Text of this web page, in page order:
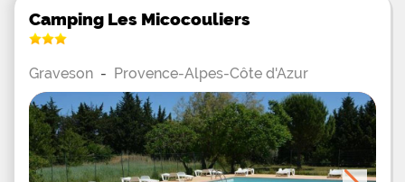
Camping Les Micocouliers
Graveson - Provence-Alpes-Côte d'Azur